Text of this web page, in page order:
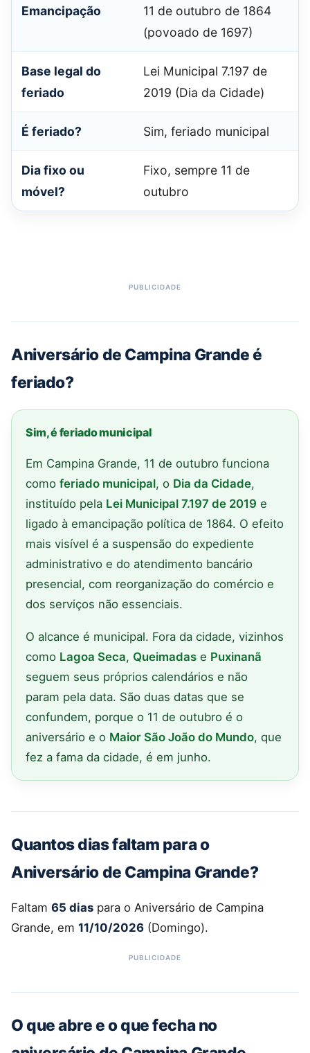
Emancipação
11 de outubro de 1864
(povoado de 1697)
Base legal do
feriado
Lei Municipal 7.197 de
2019 (Dia da Cidade)
É feriado? Sim, feriado municipal
Dia fixo ou
móvel?
Fixo, sempre 11 de
outubro
Aniversário de Campina Grande é
feriado?
Sim, é feriado municipal
Em Campina Grande, 11 de outubro funciona
como feriado municipal, o Dia da Cidade,
instituído pela Lei Municipal 7.197 de 2019 e
ligado à emancipação política de 1864. O efeito
mais visível é a suspensão do expediente
administrativo e do atendimento bancário
presencial, com reorganização do comércio e
dos serviços não essenciais.
O alcance é municipal. Fora da cidade, vizinhos
como Lagoa Seca, Queimadas e Puxinanã
seguem seus próprios calendários e não
param pela data. São duas datas que se
confundem, porque o 11 de outubro é o
aniversário e o Maior São João do Mundo, que
fez a fama da cidade, é em junho.
Quantos dias faltam para o
Aniversário de Campina Grande?
Faltam 65 dias para o Aniversário de Campina
Grande, em 11/10/2026 (Domingo).
O que abre e o que fecha no